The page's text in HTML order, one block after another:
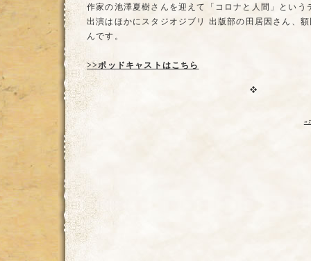
作家の池澤夏樹さんを迎えて「コロナと人間」という
出演はほかにスタジオジブリ 出版部の田居因さん、
んです。
>>ポッドキャストはこちら
»